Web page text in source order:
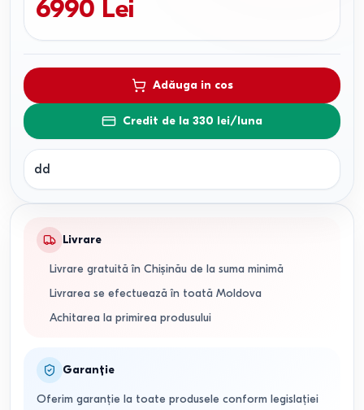
6990 Lei
Adăuga in cos
Credit de la 330 lei/luna
dd
Livrare
Livrare gratuită în Chișinău de la suma minimă
Livrarea se efectuează în toată Moldova
Achitarea la primirea produsului
Garanție
Oferim garanție la toate produsele conform legislației